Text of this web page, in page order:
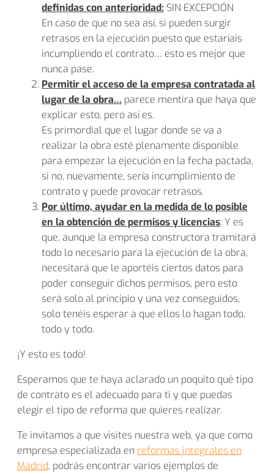
definidas con anterioridad: SIN EXCEPCIÓN
En caso de que no sea así, si pueden surgir
retrasos en la ejecución puesto que estaríais
incumpliendo el contrato… esto es mejor que
nunca pase.
Permitir el acceso de la empresa contratada al
lugar de la obra… parece mentira que haya que
explicar esto, pero así es.
Es primordial que el lugar donde se va a
realizar la obra esté plenamente disponible
para empezar la ejecución en la fecha pactada,
si no, nuevamente, sería incumplimiento de
contrato y puede provocar retrasos.
Por último, ayudar en la medida de lo posible
en la obtención de permisos y licencias: Y es
que, aunque la empresa constructora tramitará
todo lo necesario para la ejecución de la obra,
necesitará que le aportéis ciertos datos para
poder conseguir dichos permisos, pero esto
será solo al principio y una vez conseguidos,
solo tenéis esperar a que ellos lo hagan todo,
todo y todo.
¡Y esto es todo!
Esperamos que te haya aclarado un poquito qué tipo
de contrato es el adecuado para ti y que puedas
elegir el tipo de reforma que quieres realizar.
Te invitamos a que visites nuestra web, ya que como
empresa especializada en reformas integrales en
Madrid, podrás encontrar varios ejemplos de